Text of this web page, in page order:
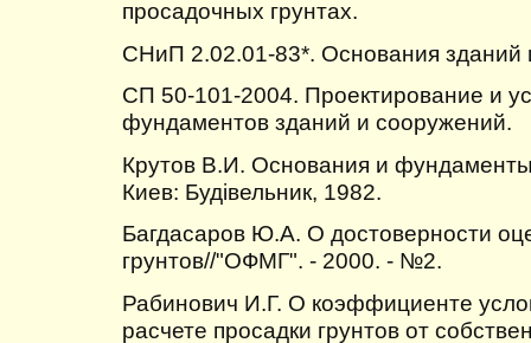
просадочных грунтах.
СНиП 2.02.01-83*. Основания зданий
СП 50-101-2004. Проектирование и
фундаментов зданий и сооружений.
Крутов В.И. Основания и
Киев: Будiвельник, 1982.
Багдасаров Ю.А. О достоверности
грунтов//"ОФМГ". - 2000. - №2.
Рабинович И.Г. О коэффициенте
расчете просадки грунтов от